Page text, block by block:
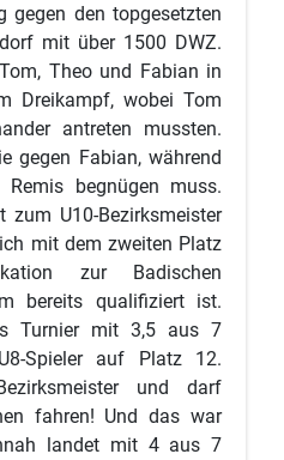
gegen den topgesetzten
mit über 1500 DWZ.
Theo und Fabian in
Dreikampf, wobei Tom
antreten mussten.
gegen Fabian, während
begnügen muss.
U10-Bezirksmeister
mit dem zweiten Platz
zur Badischen
bereits qualifiziert ist.
Turnier mit 3,5 aus 7
Spieler auf Platz 12.
und darf
fahren! Und das war
landet mit 4 aus 7